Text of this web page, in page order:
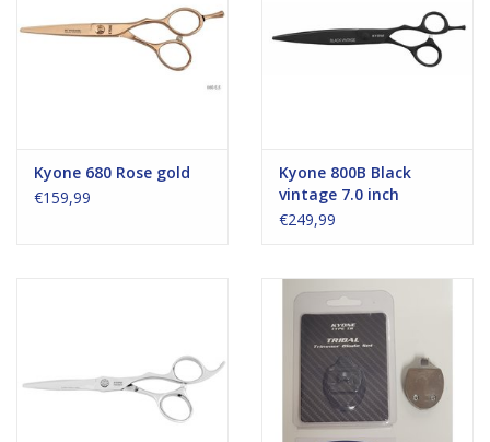
Kyone 680 Rose gold
€159,99
Kyone 800B Black
vintage 7.0 inch
€249,99